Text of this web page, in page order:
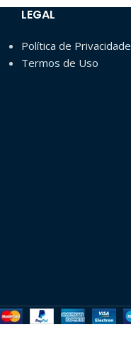
LEGAL
Política de Privacidade
Termos de Uso